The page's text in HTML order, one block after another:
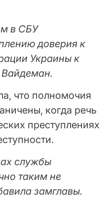
в СБУ
доверия к
Украины к
Вайдеман.
что полномочия
когда речь
преступлениях
службы
таким не
замглавы.